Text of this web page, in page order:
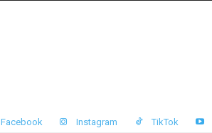
Facebook Instagram TikTok